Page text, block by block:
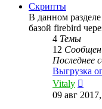
Скрипты
В данном
базой firebird
4 Темы
12
Последнее
Выгрузка
Vitaly
к
09 авг